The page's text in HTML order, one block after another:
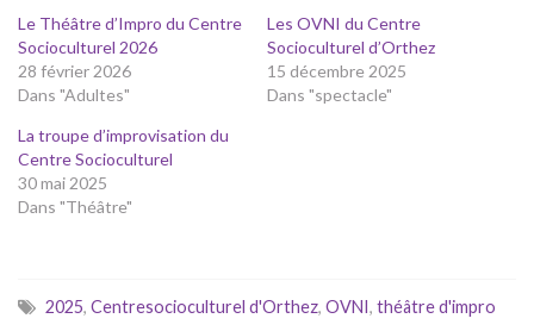
Le Théâtre d’Impro du Centre
Socioculturel 2026
28 février 2026
Dans "Adultes"
Les OVNI du Centre
Socioculturel d’Orthez
15 décembre 2025
Dans "spectacle"
La troupe d’improvisation du
Centre Socioculturel
30 mai 2025
Dans "Théâtre"
2025, Centresocioculturel d'Orthez, OVNI, théâtre d'impro